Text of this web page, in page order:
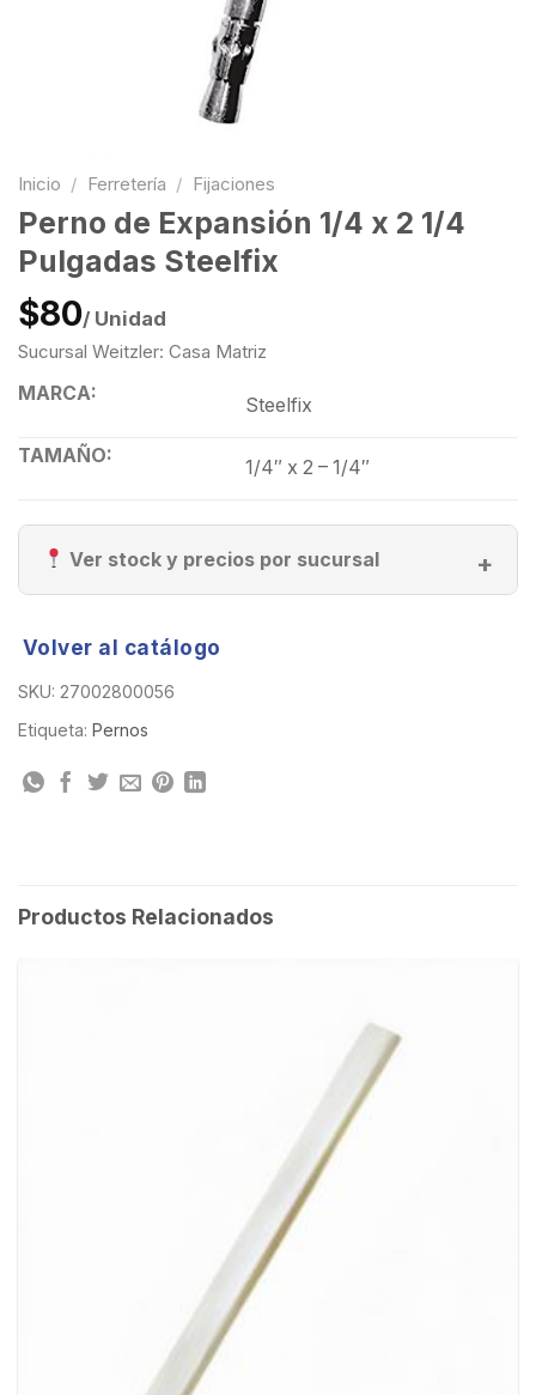
Inicio / Ferretería / Fijaciones
Perno de Expansión 1/4 x 2 1/4
Pulgadas Steelfix
$80/ Unidad
Sucursal Weitzler: Casa Matriz
MARCA:
Steelfix
TAMAÑO:
1/4″ x 2 – 1/4″
Ver stock y precios por sucursal
Volver al catálogo
SKU: 27002800056
Etiqueta: Pernos
Productos Relacionados